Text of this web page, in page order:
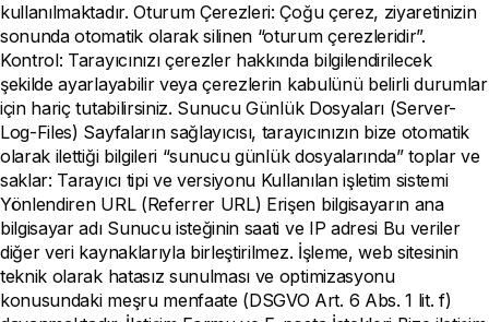
kullanılmaktadır. Oturum Çerezleri: Çoğu çerez, ziyaretinizin
sonunda otomatik olarak silinen “oturum çerezleridir”.
Kontrol: Tarayıcınızı çerezler hakkında bilgilendirilecek
şekilde ayarlayabilir veya çerezlerin kabulünü belirli durumlar
için hariç tutabilirsiniz. Sunucu Günlük Dosyaları (Server-
Log-Files) Sayfaların sağlayıcısı, tarayıcınızın bize otomatik
olarak ilettiği bilgileri “sunucu günlük dosyalarında” toplar ve
saklar: Tarayıcı tipi ve versiyonu Kullanılan işletim sistemi
Yönlendiren URL (Referrer URL) Erişen bilgisayarın ana
bilgisayar adı Sunucu isteğinin saati ve IP adresi Bu veriler
diğer veri kaynaklarıyla birleştirilmez. İşleme, web sitesinin
teknik olarak hatasız sunulması ve optimizasyonu
konusundaki meşru menfaate (DSGVO Art. 6 Abs. 1 lit. f)